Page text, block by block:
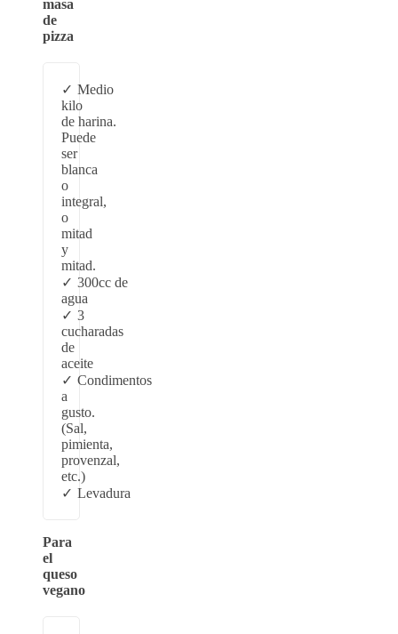
masa
de
pizza
Medio
kilo
de harina.
Puede
ser
blanca
o
integral,
o
mitad
y
mitad.
300cc de
agua
3
cucharadas
de
aceite
Condimentos
a
gusto.
(Sal,
pimienta,
provenzal,
etc.)
Levadura
Para
el
queso
vegano